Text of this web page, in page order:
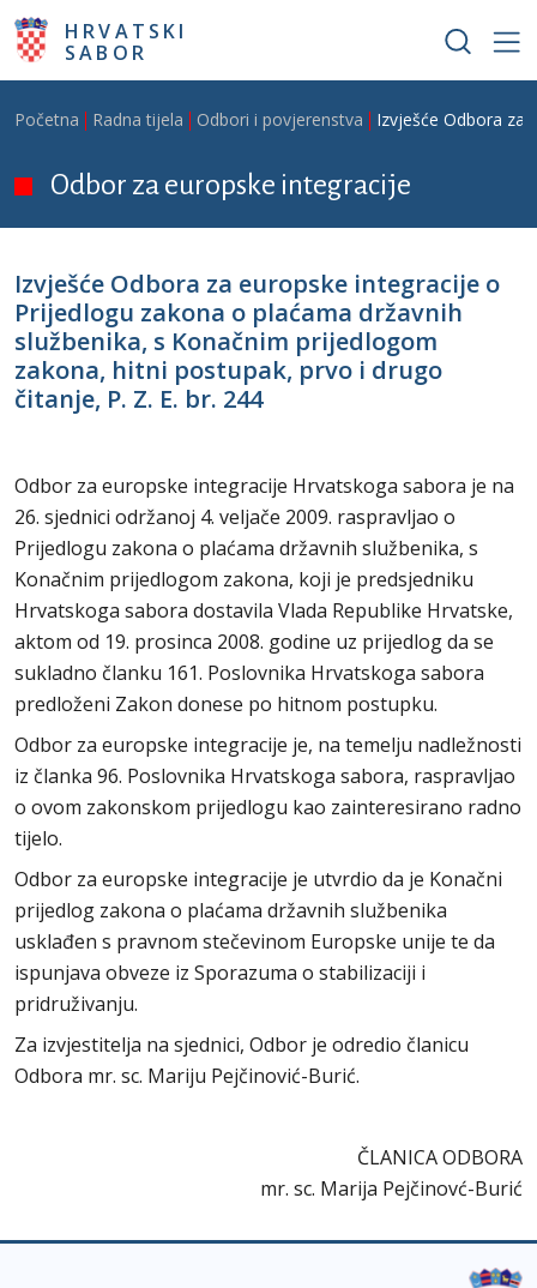
Skoči na glavni sadržaj
HRVATSKI
SABOR
Breadcrumb
Početna Radna tijela Odbori i povjerenstva Izvješće Odbora za
Odbor za europske integracije
Izvješće Odbora za europske integracije o
Prijedlogu zakona o plaćama državnih
službenika, s Konačnim prijedlogom
zakona, hitni postupak, prvo i drugo
čitanje, P. Z. E. br. 244
Odbor za europske integracije Hrvatskoga sabora je na
26. sjednici održanoj 4. veljače 2009. raspravljao o
Prijedlogu zakona o plaćama državnih službenika, s
Konačnim prijedlogom zakona, koji je predsjedniku
Hrvatskoga sabora dostavila Vlada Republike Hrvatske,
aktom od 19. prosinca 2008. godine uz prijedlog da se
sukladno članku 161. Poslovnika Hrvatskoga sabora
predloženi Zakon donese po hitnom postupku.
Odbor za europske integracije je, na temelju nadležnosti
iz članka 96. Poslovnika Hrvatskoga sabora, raspravljao
o ovom zakonskom prijedlogu kao zainteresirano radno
tijelo.
Odbor za europske integracije je utvrdio da je Konačni
prijedlog zakona o plaćama državnih službenika
usklađen s pravnom stečevinom Europske unije te da
ispunjava obveze iz Sporazuma o stabilizaciji i
pridruživanju.
Za izvjestitelja na sjednici, Odbor je odredio članicu
Odbora mr. sc. Mariju Pejčinović-Burić.
ČLANICA ODBORA
mr. sc. Marija Pejčinovć-Burić